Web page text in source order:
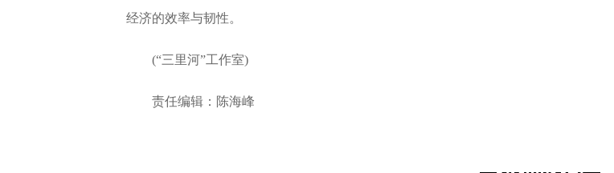
经济的效率与韧性。
(“三里河”工作室)
责任编辑：陈海峰